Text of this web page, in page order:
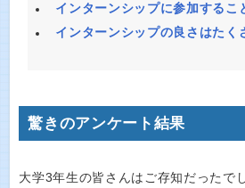
インターンシップに参加するこ
インターンシップの良さはたく
驚きのアンケート結果
大学3年生の皆さんはご存知だったで